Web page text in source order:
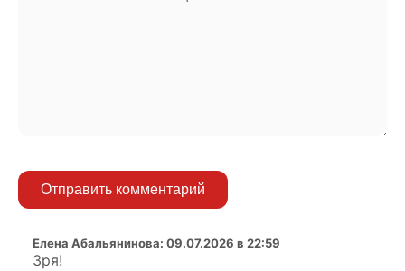
Отправить комментарий
Елена Абальянинова: 09.07.2026 в 22:59
Зря!